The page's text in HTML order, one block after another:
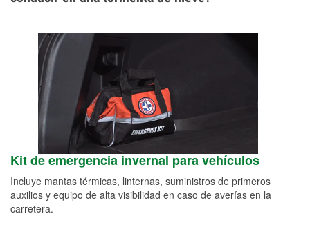
Kit de emergencia invernal para vehículos
Incluye mantas térmicas, linternas, suministros de primeros
auxilios y equipo de alta visibilidad en caso de averías en la
carretera.